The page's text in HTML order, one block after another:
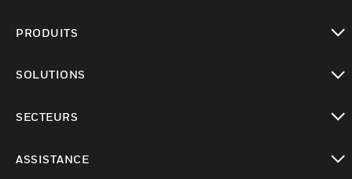
PRODUITS
SOLUTIONS
SECTEURS
ASSISTANCE